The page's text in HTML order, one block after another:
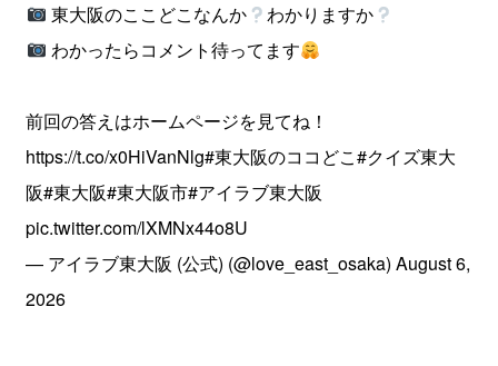
東大阪のここどこなんか
わかりますか
わかったらコメント待ってます
前回の答えはホームページを見てね！
https://t.co/x0HiVanNlg#東大阪のココどこ#クイズ東大
阪#東大阪#東大阪市#アイラブ東大阪
pic.twitter.com/lXMNx44o8U
— アイラブ東大阪 (公式) (@love_east_osaka)August 6,
2026